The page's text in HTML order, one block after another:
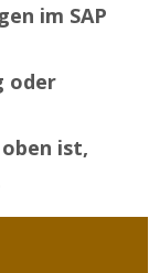
im SAP
oder
ist,